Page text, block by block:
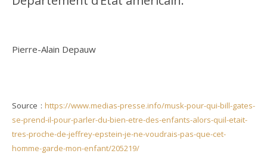
Pierre-Alain Depauw
Source : https://www.medias-presse.info/musk-pour-qui-bill-gates-
se-prend-il-pour-parler-du-bien-etre-des-enfants-alors-quil-etait-
tres-proche-de-jeffrey-epstein-je-ne-voudrais-pas-que-cet-
homme-garde-mon-enfant/205219/